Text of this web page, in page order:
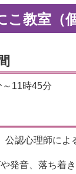
こ教室（
11時45分
公認心理師によ
発音、落ち着